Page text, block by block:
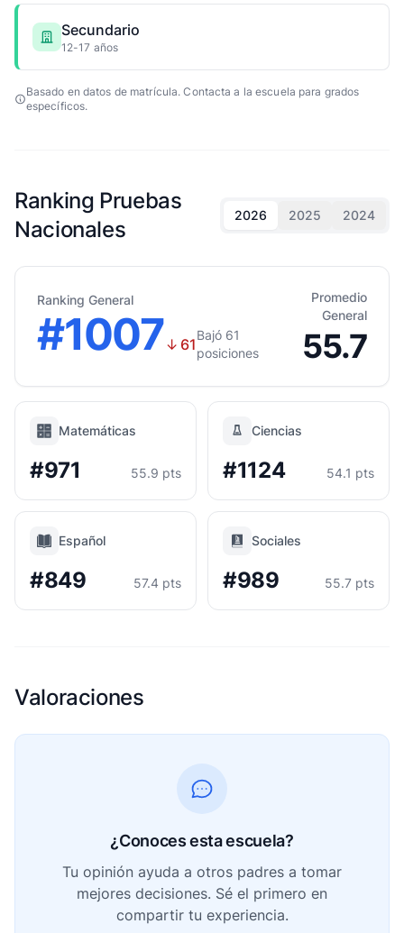
Secundario
12-17 años
Basado en datos de matrícula. Contacta a la escuela para grados
específicos.
Ranking Pruebas
Nacionales
2026 2025 2024
Ranking General
#1007↓ 61
Bajó 61
posiciones
Promedio
General
55.7
Matemáticas
#971 55.9 pts
Ciencias
#1124 54.1 pts
Español
#849 57.4 pts
Sociales
#989 55.7 pts
Valoraciones
¿Conoces esta escuela?
Tu opinión ayuda a otros padres a tomar
mejores decisiones. Sé el primero en
compartir tu experiencia.